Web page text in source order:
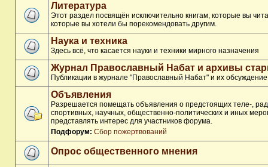
Литература
Этот раздел посвящён исключительно книгам, которые вы
которые вы хотели бы порекомендовать другим.
Наука и техника
Здесь всё, что касается науки и техники мирного назначения
Журнал Православный Набат и архивы
Публикации в журнале "Православный Набат" и их обсуждение
Объявления
Разрешается помещать объявления о предстоящих теле-,
спортивных, научных, общественно-политических и иных
представлять интерес для участников форума.
Подфорум: Сбор пожертвований
Опрос общественного мнения